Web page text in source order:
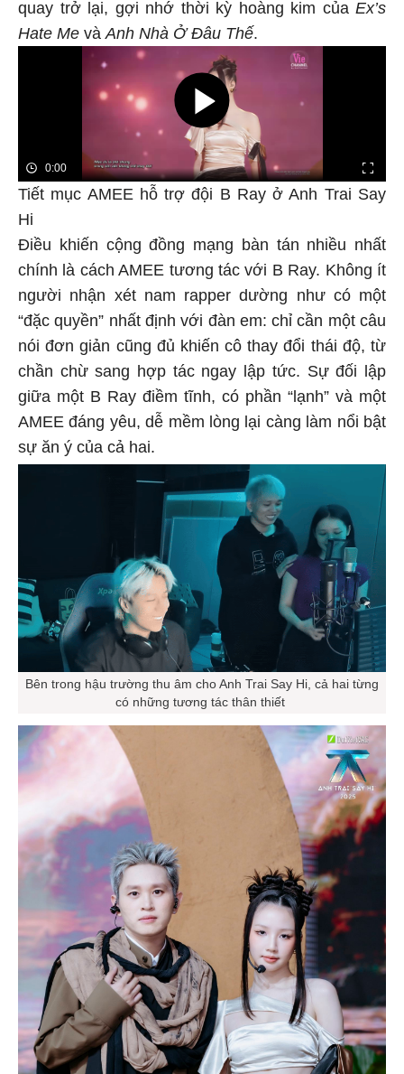
quay trở lại, gợi nhớ thời kỳ hoàng kim của Ex’s
Hate Me vàAnh Nhà Ở Đâu Thế.
Tiết mục AMEE hỗ trợ đội B Ray ở Anh Trai Say
Hi
Điều khiến cộng đồng mạng bàn tán nhiều nhất
chính là cách AMEE tương tác với B Ray. Không ít
người nhận xét nam rapper dường như có một
“đặc quyền” nhất định với đàn em: chỉ cần một câu
nói đơn giản cũng đủ khiến cô thay đổi thái độ, từ
chần chừ sang hợp tác ngay lập tức. Sự đối lập
giữa một B Ray điềm tĩnh, có phần “lạnh” và một
AMEE đáng yêu, dễ mềm lòng lại càng làm nổi bật
sự ăn ý của cả hai.
Bên trong hậu trường thu âm cho Anh Trai Say Hi, cả hai từng
có những tương tác thân thiết